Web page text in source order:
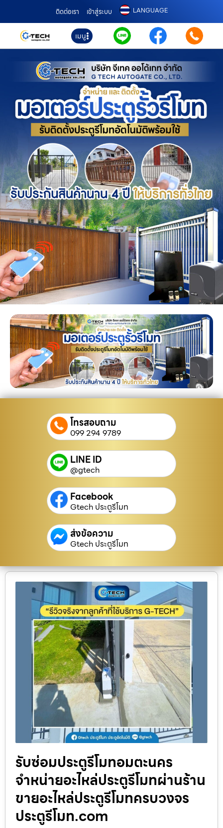
ติดต่อเรา เข้าสู่ระบบ LANGUAGE
เมนู
โทรสอบถาม
099 294 9789
LINE ID
@gtech
Facebook
Gtech ประตูรีโมท
ส่งข้อความ
Gtech ประตูรีโมท
รับซ่อมประตูรีโมทอมตะนคร
จำหน่ายอะไหล่ประตูรีโมทผ่านร้าน
ขายอะไหล่ประตูรีโมทครบวงจร
ประตูรีโมท.com